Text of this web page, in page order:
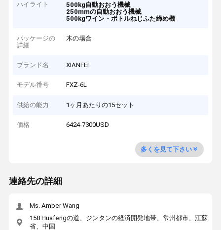
ハイライト 500kg自動おおう機械,
250mmの自動おおう機械,
500kgワイン・ボトルねじふた締め機
パッケージの
詳細
木の場合
ブランド名 XIANFEI
モデル番号 FXZ-6L
供給の能力 1ヶ月あたりの15セット
価格 6424-7300USD
多くを見て下さい
連絡先の詳細
Ms. Amber Wang
158 Huafengの道、ジンタンの経済開発地帯、常州都市、江蘇
省、中国